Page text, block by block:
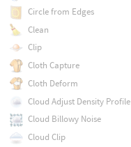
Circle from Edges
Clean
Clip
Cloth Capture
Cloth Deform
Cloud Adjust Density Profile
Cloud Billowy Noise
Cloud Clip